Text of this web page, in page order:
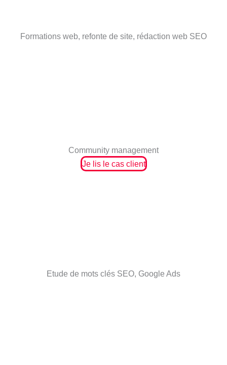
Formations web, refonte de site, rédaction web SEO
Community management
Je lis le cas client
Etude de mots clés SEO, Google Ads